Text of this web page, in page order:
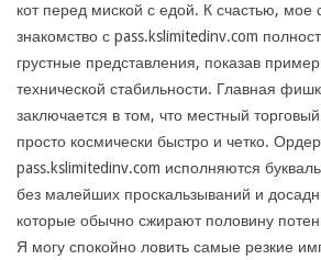
кот перед миской с едой. К счастью, мое
знакомство с pass.kslimitedinv.com
грустные представления, показав
технической стабильности. Главная
заключается в том, что местный
просто космически быстро и четко.
pass.kslimitedinv.com исполняются
без малейших проскальзываний и
которые обычно сжирают половину
Я могу спокойно ловить самые резкие